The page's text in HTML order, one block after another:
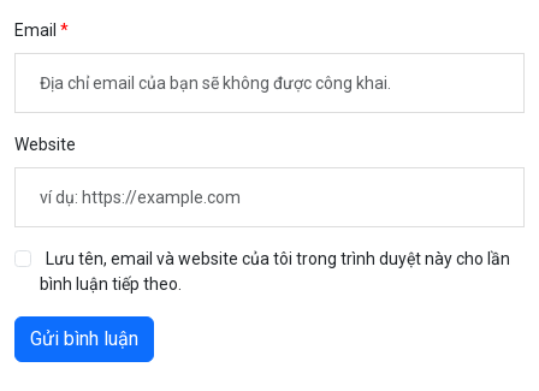
Email
Website
Lưu tên, email và website của tôi trong trình duyệt này cho lần
bình luận tiếp theo.
Gửi bình luận